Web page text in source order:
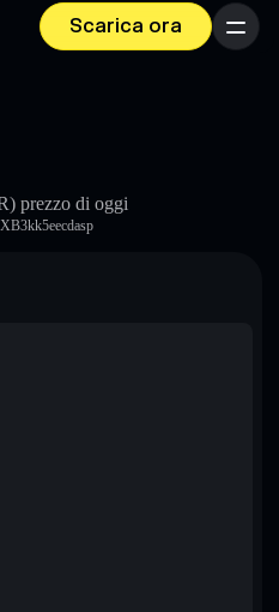
Scarica ora Menu
prezzo di oggi